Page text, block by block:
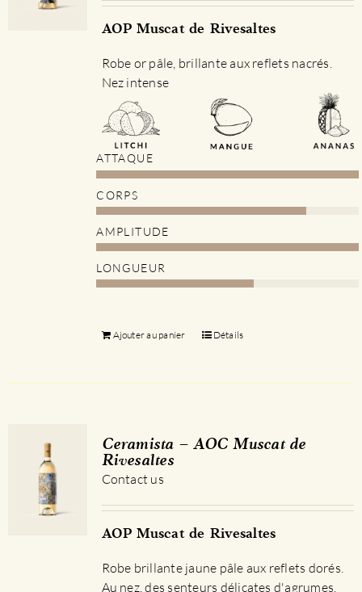
choisies
sur
page
produit
AOP Muscat de Rivesaltes
Robe or pâle, brillante aux reflets nacrés.
Nez intense
ATTAQUE
CORPS
AMPLITUDE
LONGUEUR
Ajouter au panier Détails
Ceramista – AOC Muscat de
Rivesaltes
Contact us
AOP Muscat de Rivesaltes
Robe brillante jaune pâle aux reflets dorés.
Au nez, des senteurs délicates d'agrumes.